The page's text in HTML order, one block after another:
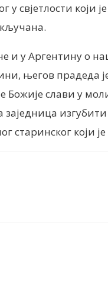
свјетлости који
и у Аргентину
његов прадеда
слави у
који